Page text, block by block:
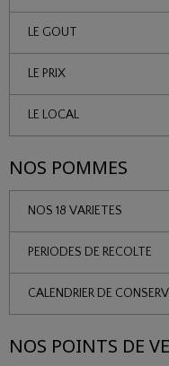
LE GOUT
LE PRIX
LE LOCAL
NOS POMMES
NOS 18 VARIETES
PERIODES DE RECOLTE
CALENDRIER DE
NOS POINTS DE